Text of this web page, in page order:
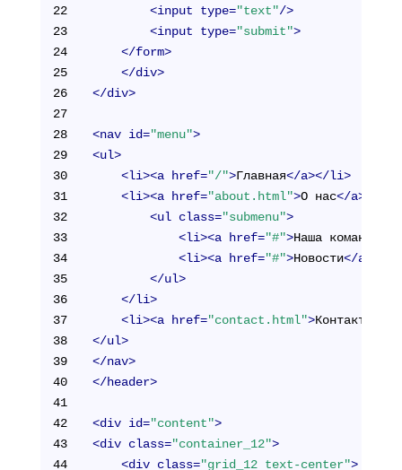
22 <input type="text"/>
23
<input type="submit">
24
</form>
25
</div>
26
</div>
27
28
<nav id="menu">
29
<ul>
30
<li><a href="/">Главная</a></li>
31
<li><a href="about.html">О нас</a>
32
<ul class="submenu">
33
<li><a href="#">Наша команда
34
<li><a href="#">Новости</a
35
</ul>
36
</li>
37
<li><a href="contact.html">Контакты
38
</ul>
39
</nav>
40
</header>
41
42
<div id="content">
43
<div class="container_12">
44
<div class="grid_12 text-center">